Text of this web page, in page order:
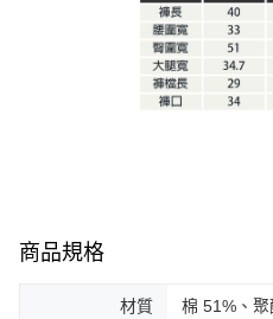
商品規格
材質
棉 51%、